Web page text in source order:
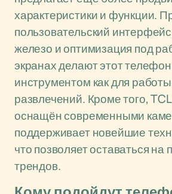
характеристики и функции.
пользовательский
железо и оптимизация под
экранах делают этот
инструментом как для
развлечений. Кроме того,
оснащён современными
поддерживает новейшие
что позволяет оставаться
трендов.